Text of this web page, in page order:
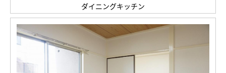
ダイニングキッチン